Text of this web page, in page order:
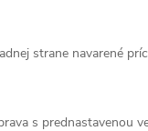
strane navarené
s prednastavenou